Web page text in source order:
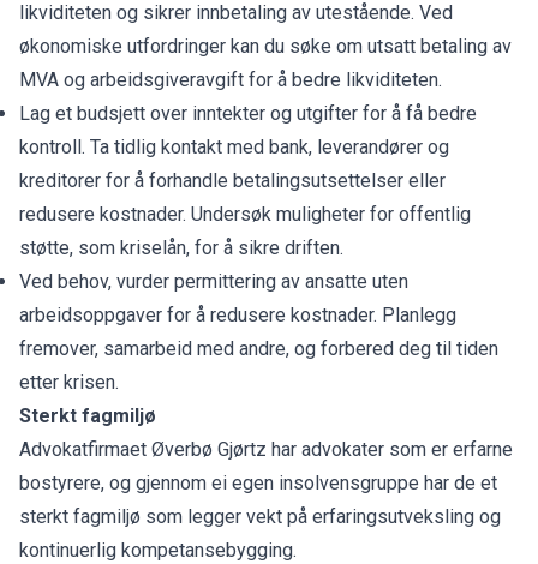
likviditeten og sikrer innbetaling av utestående. Ved
økonomiske utfordringer kan du søke om utsatt betaling av
MVA og arbeidsgiveravgift for å bedre likviditeten.
Lag et budsjett over inntekter og utgifter for å få bedre
kontroll. Ta tidlig kontakt med bank, leverandører og
kreditorer for å forhandle betalingsutsettelser eller
redusere kostnader. Undersøk muligheter for offentlig
støtte, som kriselån, for å sikre driften.
Ved behov, vurder permittering av ansatte uten
arbeidsoppgaver for å redusere kostnader. Planlegg
fremover, samarbeid med andre, og forbered deg til tiden
etter krisen.
Sterkt fagmiljø
Advokatfirmaet Øverbø Gjørtz har advokater som er erfarne
bostyrere, og gjennom ei egen insolvensgruppe har de et
sterkt fagmiljø som legger vekt på erfaringsutveksling og
kontinuerlig kompetansebygging.